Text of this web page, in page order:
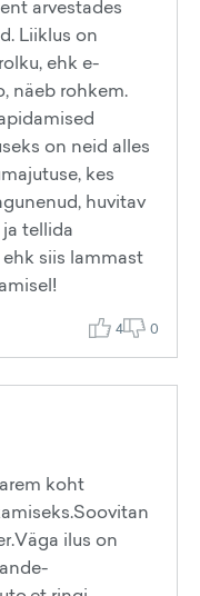
arvestades
Liiklus on
ehk e-
näeb rohkem.
on neid alles
kes
huvitav
tellida
siis lammast
4 0
koht
ilus on